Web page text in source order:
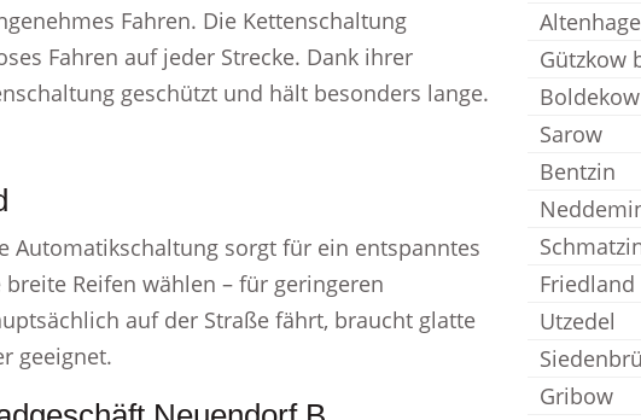
Fahren. Die Kettenschaltung
Fahren auf jeder Strecke. Dank ihrer
geschützt und hält besonders lange.
sorgt für ein entspanntes
Reifen wählen – für geringeren
auf der Straße fährt, braucht glatte
geeignet.
Gützkow
Boldekow
Sarow
Bentzin
Utzedel
Gribow